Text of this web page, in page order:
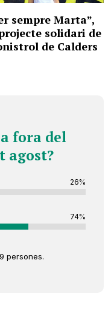
sempre Marta”,
solidari de
de Calders
fora del
agost?
26%
74%
persones.